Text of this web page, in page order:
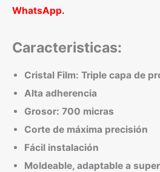
WhatsApp.
Caracteristicas:
Cristal Film: Triple capa de
Alta adherencia
Grosor: 700 micras
Corte de máxima precisión
Fácil instalación
Moldeable, adaptable a